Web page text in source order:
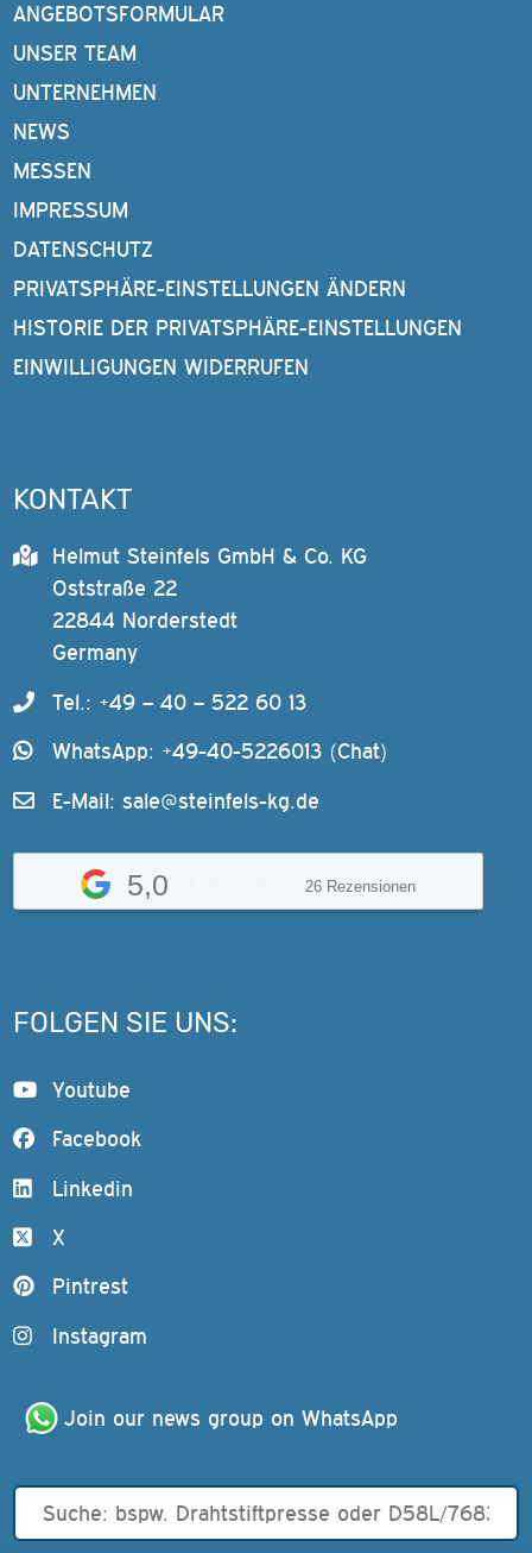
ANGEBOTSFORMULAR
UNSER TEAM
UNTERNEHMEN
NEWS
MESSEN
IMPRESSUM
DATENSCHUTZ
PRIVATSPHÄRE-EINSTELLUNGEN ÄNDERN
HISTORIE DER PRIVATSPHÄRE-EINSTELLUNGEN
EINWILLIGUNGEN WIDERRUFEN
KONTAKT
Helmut Steinfels GmbH & Co. KG
Oststraße 22
22844 Norderstedt
Germany
Tel.: +49 – 40 – 522 60 13
WhatsApp: +49-40-5226013 (Chat)
E-Mail: sale@steinfels-kg.de
5,0 26 Rezensionen
FOLGEN SIE UNS:
Youtube
Facebook
Linkedin
X
Pintrest
Instagram
Join our news group on WhatsApp